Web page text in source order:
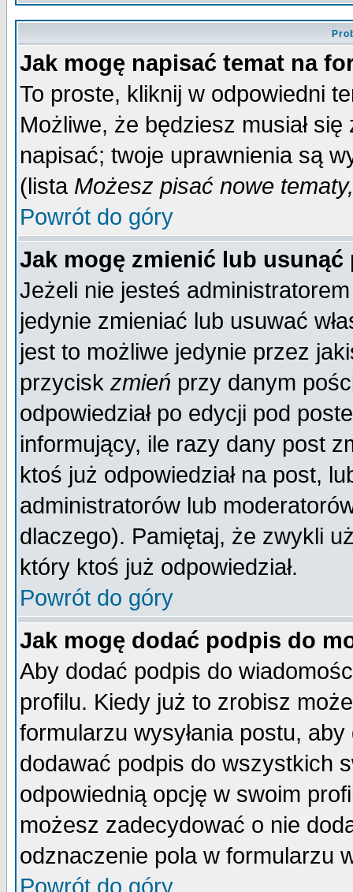
Jak mogę napisać temat na
To proste, kliknij w odpowiedni
Możliwe, że będziesz musiał
napisać; twoje uprawnienia są
(lista Możesz pisać nowe
Powrót do góry
Jak mogę zmienić lub usunąć
Jeżeli nie jesteś
jedynie zmieniać lub usuwać
jest to możliwe jedynie przez
przycisk zmień przy danym
odpowiedział po edycji pod
informujący, ile razy dany post
ktoś już odpowiedział na post,
administratorów lub
dlaczego). Pamiętaj, że zwykli
który ktoś już odpowiedział.
Powrót do góry
Jak mogę dodać podpis do
Aby dodać podpis do
profilu. Kiedy już to zrobisz
formularzu wysyłania postu,
dodawać podpis do wszystkich
odpowiednią opcję w swoim
możesz zadecydować o nie
odznaczenie pola w formularzu
Powrót do góry